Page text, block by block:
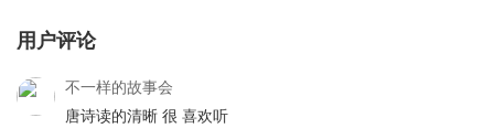
用户评论
不一样的故事会
唐诗读的清晰 很 喜欢听